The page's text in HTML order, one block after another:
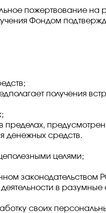
пожертвование
Фондом
получения
денежных средств.
целями;
законодательством
в разумные
своих